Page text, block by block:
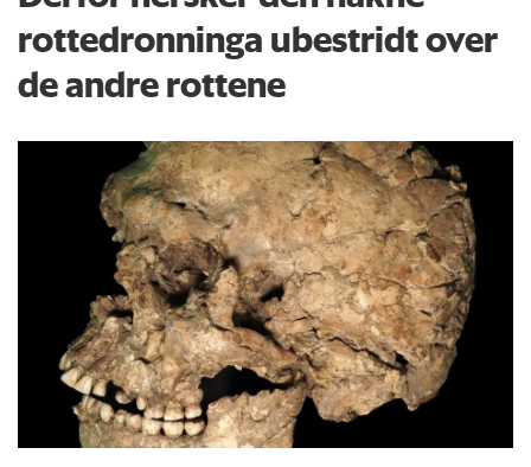
rottedronninga ubestridt over
de andre rottene